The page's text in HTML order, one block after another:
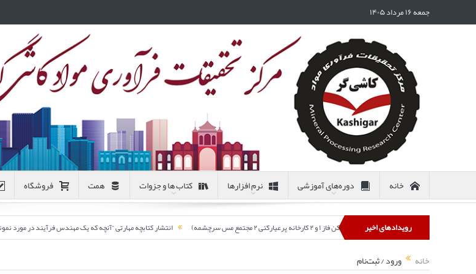
جمعه ۱۶ مرداد ۱۴۰۵
خانه دوره‌های آموزشی نرم افزارها کتاب ها و جزوات همت فروشگاه
رویدادهای اخیر
فاز ۱ و ۲ کارخانه پرعیارکنی ۲ مجتمع مس سرچشمه) انتشار کتابچه مهارتی “آنچه که یک مهندس فرآیند در مورد نمونه‌برداری
خانه ورود / ثبت‌نام